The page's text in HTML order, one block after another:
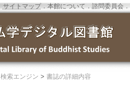
サイトマップ．本館について ． 諮問委員会．
検索エンジン > 書誌の詳細内容